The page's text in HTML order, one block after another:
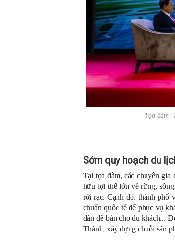
Tọa đàm
Sớm quy hoạch du
Tại tọa đàm, các chuyên
hữu lợi thế lớn về rừng,
rời rạc. Cạnh đó, thành phố
chuẩn quốc tế để phục vụ
dẫn để bán cho du khách...
Thành, xây dựng chuỗi sản